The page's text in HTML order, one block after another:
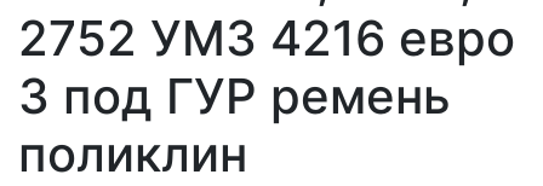
2752 УМЗ 4216 евро
3 под ГУР ремень
поликлин